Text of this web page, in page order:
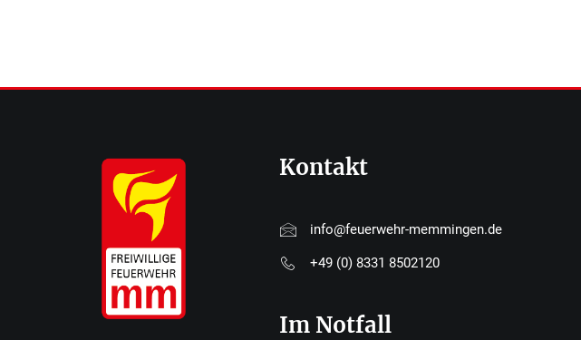
Kontakt
info@feuerwehr-memmingen.de
+49 (0) 8331 8502120
Im Notfall